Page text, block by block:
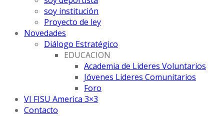
soy institución
Proyecto de ley
Novedades
Diálogo Estratégico
EDUCACION
Academia de Lideres Voluntarios
Jóvenes Lideres Comunitarios
Foro
VI FISU America 3×3
Contacto